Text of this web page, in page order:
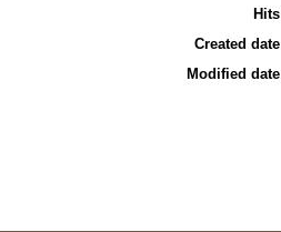
Hits
Created date
Modified date